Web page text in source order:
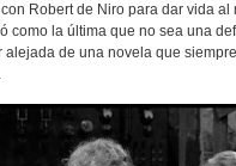
Robert de Niro para dar vida al
como la última que no sea una
alejada de una novela que